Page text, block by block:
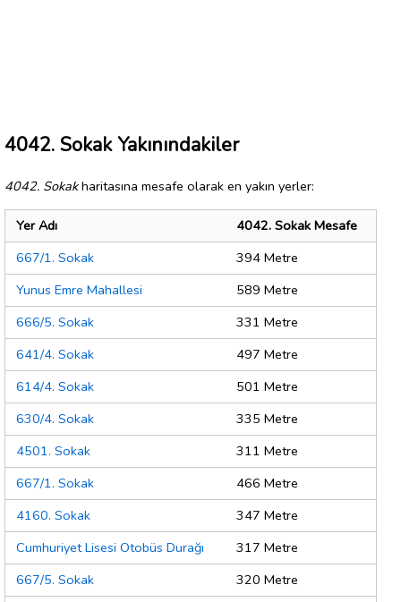
4042. Sokak Yakınındakiler
4042. Sokakharitasına mesafe olarak en yakın yerler:
Yer Adı
4042. Sokak Mesafe
667/1. Sokak
394 Metre
Yunus Emre Mahallesi
589 Metre
666/5. Sokak
331 Metre
641/4. Sokak
497 Metre
614/4. Sokak
501 Metre
630/4. Sokak
335 Metre
4501. Sokak
311 Metre
667/1. Sokak
466 Metre
4160. Sokak
347 Metre
Cumhuriyet Lisesi Otobüs Durağı
317 Metre
667/5. Sokak
320 Metre